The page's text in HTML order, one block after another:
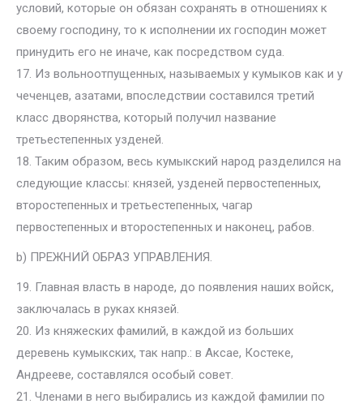
условий, которые он обязан сохранять в отношениях к
своему господину, то к исполнении их господин может
принудить его не иначе, как посредством суда.
17. Из вольноотпущенных, называемых у кумыков как и у
чеченцев, азатами, впоследствии составился третий
класс дворянства, который получил название
третьестепенных узденей.
18. Таким образом, весь кумыкский народ разделился на
следующие классы: князей, узденей первостепенных,
второстепенных и третьестепенных, чагар
первостепенных и второстепенных и наконец, рабов.
b) ПРЕЖНИЙ ОБРАЗ УПРАВЛЕНИЯ.
19. Главная власть в народе, до появления наших войск,
заключалась в руках князей.
20. Из княжеских фамилий, в каждой из больших
деревень кумыкских, так напр.: в Аксае, Костеке,
Андрееве, составлялся особый совет.
21. Членами в него выбирались из каждой фамилии по